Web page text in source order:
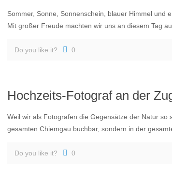
Sommer, Sonne, Sonnenschein, blauer Himmel und
Mit großer Freude machten wir uns an diesem Tag
Do you like it? 0
Hochzeits-Fotograf an der
Weil wir als Fotografen die Gegensätze der Natur
gesamten Chiemgau buchbar, sondern in der
Do you like it? 0